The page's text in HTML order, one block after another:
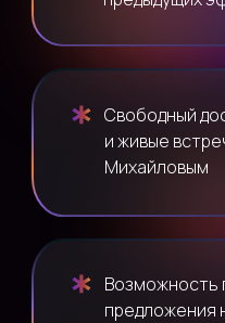
Свободный
и живые
Михайловым
Возможность
предложения